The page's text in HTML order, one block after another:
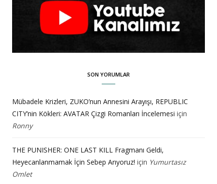
SON YORUMLAR
Mübadele Krizleri, ZUKO’nun Annesini Arayışı, REPUBLIC
CITY’nin Kökleri: AVATAR Çizgi Romanları İncelemesi için
Ronny
THE PUNISHER: ONE LAST KILL Fragmanı Geldi,
Heyecanlanmamak İçin Sebep Arıyoruz! için Yumurtasız
Omlet